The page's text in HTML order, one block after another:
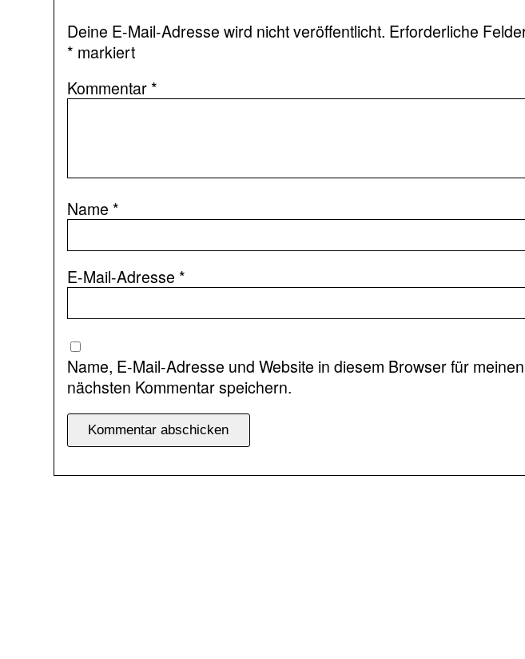
Deine E-Mail-Adresse wird nicht veröffentlicht. Erforderliche
* markiert
Kommentar *
Name *
E-Mail-Adresse *
Name, E-Mail-Adresse und Website in diesem Browser für meinen
nächsten Kommentar speichern.